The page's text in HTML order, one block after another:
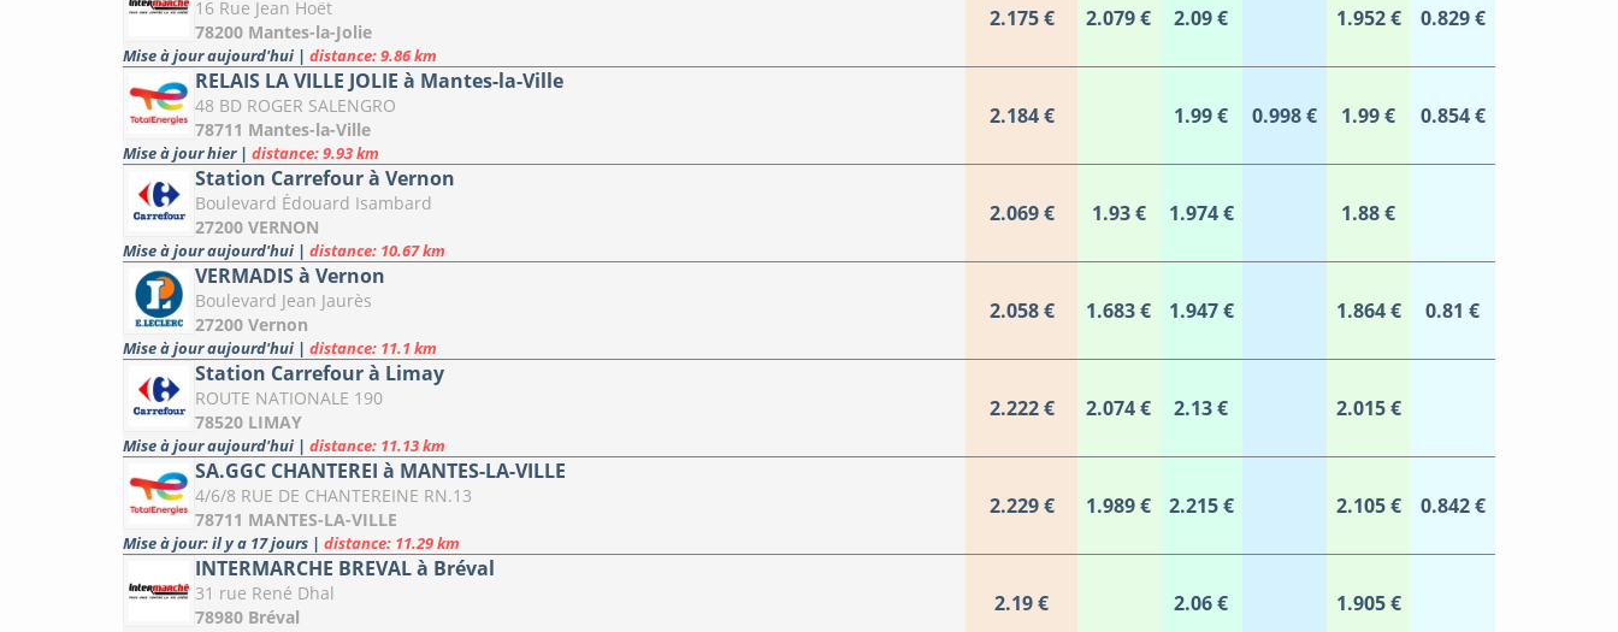
16 Rue Jean Hoët
78200 Mantes-la-Jolie
Mise à jour aujourd'hui | distance: 9.86 km
2.175 € 2.079 € 2.09 € 1.952 € 0.829 €
RELAIS LA VILLE JOLIE à Mantes-la-Ville
48 BD ROGER SALENGRO
78711 Mantes-la-Ville
Mise à jour hier | distance: 9.93 km
2.184 € 1.99 € 0.998 € 1.99 € 0.854 €
Station Carrefour à Vernon
Boulevard Édouard Isambard
27200 VERNON
Mise à jour aujourd'hui | distance: 10.67 km
2.069 € 1.93 € 1.974 € 1.88 €
VERMADIS à Vernon
Boulevard Jean Jaurès
27200 Vernon
Mise à jour aujourd'hui | distance: 11.1 km
2.058 € 1.683 € 1.947 € 1.864 € 0.81 €
Station Carrefour à Limay
ROUTE NATIONALE 190
78520 LIMAY
Mise à jour aujourd'hui | distance: 11.13 km
2.222 € 2.074 € 2.13 € 2.015 €
SA.GGC CHANTEREI à MANTES-LA-VILLE
4/6/8 RUE DE CHANTEREINE RN.13
78711 MANTES-LA-VILLE
Mise à jour: il y a 17 jours | distance: 11.29 km
2.229 € 1.989 € 2.215 € 2.105 € 0.842 €
INTERMARCHE BREVAL à Bréval
31 rue René Dhal
78980 Bréval
2.19 € 2.06 € 1.905 €